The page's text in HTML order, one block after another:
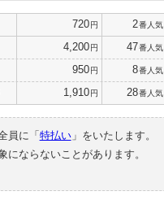
720円 2番人気
4,200円 47番人気
950円 8番人気
1,910円 28番人気
員に「 特払い」をいたします。
にならないことがあります。